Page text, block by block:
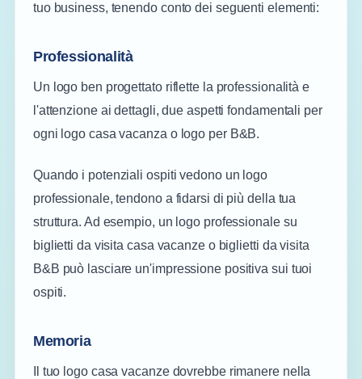
tuo business, tenendo conto dei seguenti elementi:
Professionalità
Un logo ben progettato riflette la professionalità e
l'attenzione ai dettagli, due aspetti fondamentali per
ogni logo casa vacanza o logo per B&B.
Quando i potenziali ospiti vedono un logo
professionale, tendono a fidarsi di più della tua
struttura. Ad esempio, un logo professionale su
biglietti da visita casa vacanze o biglietti da visita
B&B può lasciare un'impressione positiva sui tuoi
ospiti.
Memoria
Il tuo logo casa vacanze dovrebbe rimanere nella